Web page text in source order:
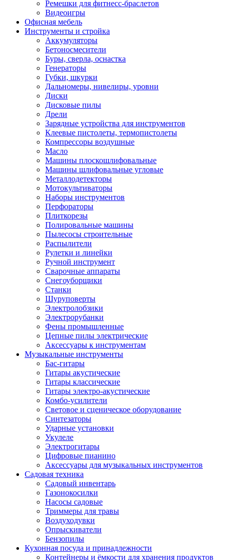
Ремешки для фитнесс-браслетов
Видеоигры
Офисная мебель
Инструменты и стройка
Аккумуляторы
Бетоносмесители
Буры, сверла, оснастка
Генераторы
Губки, шкурки
Дальномеры, нивелиры, уровни
Диски
Дисковые пилы
Дрели
Зарядные устройства для инструментов
Клеевые пистолеты, термопистолеты
Компрессоры воздушные
Масло
Машины плоскошлифовальные
Машины шлифовальные угловые
Металлодетекторы
Мотокультиваторы
Наборы инструментов
Перфораторы
Плиткорезы
Полировальные машины
Пылесосы строительные
Распылители
Рулетки и линейки
Ручной инструмент
Сварочные аппараты
Снегоуборщики
Станки
Шуруповерты
Электролобзики
Электрорубанки
Фены промышленные
Цепные пилы электрические
Аксессуары к инструментам
Музыкальные инструменты
Бас-гитары
Гитары акустические
Гитары классические
Гитары электро-акустические
Комбо-усилители
Световое и сценическое оборудование
Синтезаторы
Ударные установки
Укулеле
Электрогитары
Цифровые пианино
Аксессуары для музыкальных инструментов
Садовая техника
Садовый инвентарь
Газонокосилки
Насосы садовые
Триммеры для травы
Воздуходувки
Опрыскиватели
Бензопилы
Кухонная посуда и принадлежности
Контейнеры и ёмкости для хранения продуктов